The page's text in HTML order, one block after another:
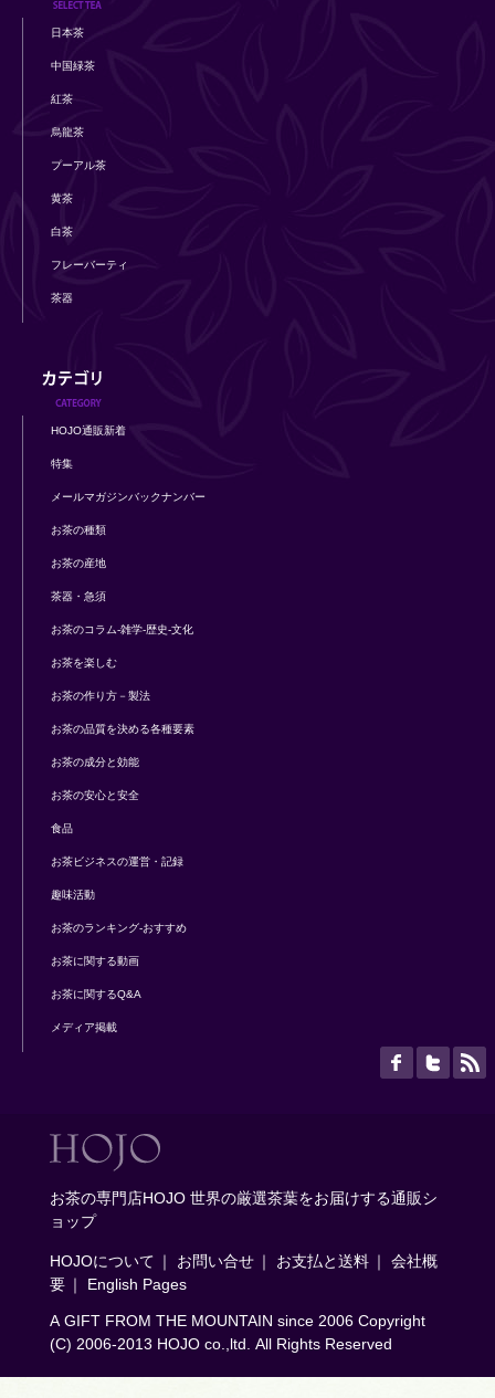
日本茶
中国緑茶
紅茶
烏龍茶
プーアル茶
黄茶
白茶
フレーバーティ
茶器
HOJO通販新着
特集
メールマガジンバックナンバー
お茶の種類
お茶の産地
茶器・急須
お茶のコラム-雑学-歴史-文化
お茶を楽しむ
お茶の作り方－製法
お茶の品質を決める各種要素
お茶の成分と効能
お茶の安心と安全
食品
お茶ビジネスの運営・記録
趣味活動
お茶のランキング-おすすめ
お茶に関する動画
お茶に関するQ&A
メディア掲載
お茶の専門店HOJO 世界の厳選茶葉をお届けする通販シ
ョップ
HOJOについて ｜ お問い合せ ｜ お支払と送料 ｜
会社概
要 ｜ English Pages
A GIFT FROM THE MOUNTAIN since 2006 Copyright
(C) 2006-2013 HOJO co.,ltd. All Rights Reserved